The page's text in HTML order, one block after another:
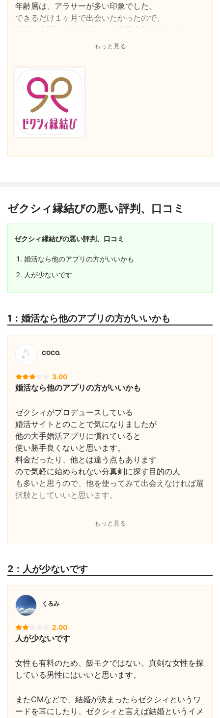
あまりに綺麗だったのでサクラか？とも疑いましたが
話していくうちに相手も真剣に結婚相手を探している
会う前にもそういった将来像を話し合えたのもよかっ
あとは、会う前にテレビ電話でも数回話していたので
写真詐欺と心配する必要もなかったですし(･･;)
ラインのメッセージするよりもっと色々なことをフラ
ンクに話せて
すごくよかったと思います。
年齢層は、アラサーが多い印象でした。
できるだけ１ヶ月で出会いたかったので、
仕事の合間や休みの日にも一生懸命取り組みました。
ちなみに、WEB課金で有料会員登録すると、キャン
検討されてる方は、調べてみてくださいね。
使いやすさ・・・★★★
婚活目的の方におすすめです。
会員数は、ペアーズやWITHに比べると少ない気がし
もっと見る
ゼクシィ縁結びの悪い評判、口コミ
ゼクシィ縁結びの悪い評判、口コミ
婚活なら他のアプリの方がいいかも
人が少ないです
1：婚活なら他のアプリの方がいいかも
COCO.
3.00
婚活なら他のアプリの方がいいかも
ゼクシィがプロデュースしている
婚活サイトとのことで気になりましたが
他の大手婚活アプリに慣れていると
使い勝手良くないと思います。
料金だったり、他とは違う点もあります
ので気軽に始められない分真剣に探す目的の人
も多いと思うので、他を使ってみて出会えなければ選
択肢としていいと思います。
もっと見る
2：人が少ないです
くるみ
2.00
人が少ないです
女性も有料のため、飯モクではない、真剣な女性を探
している男性にはいいと思います。
またCMなどで、結婚が決まったらゼクシィというワ
ードを耳にしたり、ゼクシィと言えば結婚というイメ